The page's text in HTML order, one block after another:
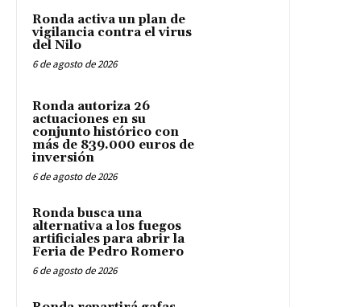
Ronda activa un plan de
vigilancia contra el virus
del Nilo
6 de agosto de 2026
Ronda autoriza 26
actuaciones en su
conjunto histórico con
más de 839.000 euros de
inversión
6 de agosto de 2026
Ronda busca una
alternativa a los fuegos
artificiales para abrir la
Feria de Pedro Romero
6 de agosto de 2026